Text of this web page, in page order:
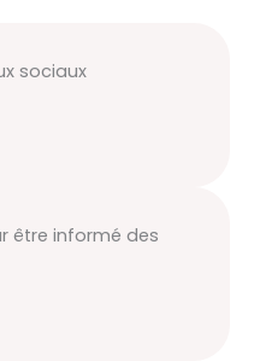
sociaux
être informé des